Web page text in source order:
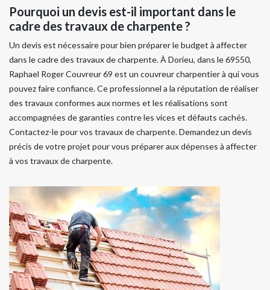
Pourquoi un devis est-il important dans le
cadre des travaux de charpente ?
Un devis est nécessaire pour bien préparer le budget à affecter
dans le cadre des travaux de charpente. À Dorieu, dans le 69550,
Raphael Roger Couvreur 69 est un couvreur charpentier à qui vous
pouvez faire confiance. Ce professionnel a la réputation de réaliser
des travaux conformes aux normes et les réalisations sont
accompagnées de garanties contre les vices et défauts cachés.
Contactez-le pour vos travaux de charpente. Demandez un devis
précis de votre projet pour vous préparer aux dépenses à affecter
à vos travaux de charpente.